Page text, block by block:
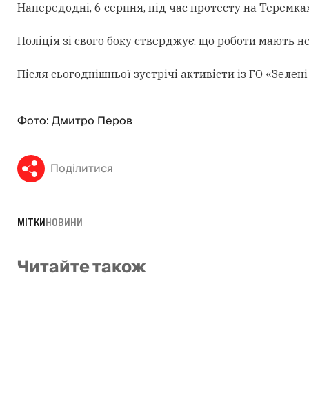
Напередодні, 6 серпня, під час протесту на
Поліція зі свого боку стверджує, що роботи мають
Після сьогоднішньої зустрічі активісти із ГО
Фото: Дмитро Перов
Поділитися
МІТКИНОВИНИ
Читайте також